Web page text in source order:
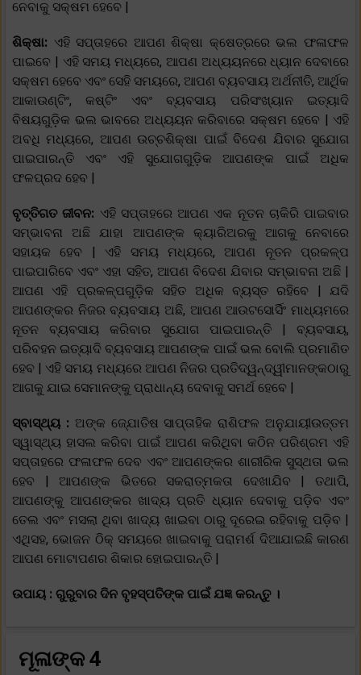
ନେବାକୁ ସକ୍ଷମ ହେବେ |
ଶିକ୍ଷା: ଏହି ସପ୍ତାହରେ ଆପଣ ଶିକ୍ଷା କ୍ଷେତ୍ରରେ ଭଲ ଫଳାଫଳ
ପାଇବେ | ଏହି ସମୟ ମଧ୍ୟରେ, ଆପଣ ଅଧ୍ୟୟନରେ ଧ୍ୟାନ ଦେବାରେ
ସକ୍ଷମ ହେବେ ଏବଂ ସେହି ସମୟରେ, ଆପଣ ବ୍ୟବସାୟ ଅର୍ଥନୀତି, ଆର୍ଥିକ
ଆକାଉଣ୍ଟିଂ, କଷ୍ଟିଂ ଏବଂ ବ୍ୟବସାୟ ପରିସଂଖ୍ୟାନ ଇତ୍ୟାଦି
ବିଷୟଗୁଡ଼ିକ ଭଲ ଭାବରେ ଅଧ୍ୟୟନ କରିବାରେ ସକ୍ଷମ ହେବେ | ଏହି
ଅବଧି ମଧ୍ୟରେ, ଆପଣ ଉଚ୍ଚଶିକ୍ଷା ପାଇଁ ବିଦେଶ ଯିବାର ସୁଯୋଗ
ପାଇପାରନ୍ତି ଏବଂ ଏହି ସୁଯୋଗଗୁଡ଼ିକ ଆପଣଙ୍କ ପାଇଁ ଅଧିକ
ଫଳପ୍ରଦ ହେବ |
ବୃତ୍ତିଗତ ଜୀବନ: ଏହି ସପ୍ତାହରେ ଆପଣ ଏକ ନୂତନ ଚାକିରି ପାଇବାର
ସମ୍ଭାବନା ଅଛି ଯାହା ଆପଣଙ୍କ କ୍ୟାରିଅରକୁ ଆଗକୁ ନେବାରେ
ସହାୟକ ହେବ | ଏହି ସମୟ ମଧ୍ୟରେ, ଆପଣ ନୂତନ ପ୍ରକଳ୍ପ
ପାଇପାରିବେ ଏବଂ ଏହା ସହିତ, ଆପଣ ବିଦେଶ ଯିବାର ସମ୍ଭାବନା ଅଛି |
ଆପଣ ଏହି ପ୍ରକଳ୍ପଗୁଡ଼ିକ ସହିତ ଅଧିକ ବ୍ୟସ୍ତ ରହିବେ | ଯଦି
ଆପଣଙ୍କର ନିଜର ବ୍ୟବସାୟ ଅଛି, ଆପଣ ଆଉଟସୋର୍ସିଂ ମାଧ୍ୟମରେ
ନୂତନ ବ୍ୟବସାୟ କରିବାର ସୁଯୋଗ ପାଇପାରନ୍ତି | ବ୍ୟବସାୟ,
ପରିବହନ ଇତ୍ୟାଦି ବ୍ୟବସାୟ ଆପଣଙ୍କ ପାଇଁ ଭଲ ବୋଲି ପ୍ରମାଣିତ
ହେବ | ଏହି ସମୟ ମଧ୍ୟରେ ଆପଣ ନିଜର ପ୍ରତିଦ୍ୱନ୍ଦ୍ୱୀମାନଙ୍କଠାରୁ
ଆଗକୁ ଯାଇ ସେମାନଙ୍କୁ ପ୍ରାଧାନ୍ୟ ଦେବାକୁ ସମର୍ଥ ହେବେ |
ସ୍ବାସ୍ଥ୍ୟ : ଅଙ୍କ ଜ୍ଯୋତିଷ ସାପ୍ତାହିକ ରାଶିଫଳ ଅନୁଯାୟୀଉତ୍ତମ
ସ୍ୱାସ୍ଥ୍ୟ ହାସଲ କରିବା ପାଇଁ ଆପଣ କରିଥିବା କଠିନ ପରିଶ୍ରମ ଏହି
ସପ୍ତାହରେ ଫଳାଫଳ ଦେବ ଏବଂ ଆପଣଙ୍କର ଶାରୀରିକ ସୁସ୍ଥତା ଭଲ
ହେବ | ଆପଣଙ୍କ ଭିତରେ ସକରାତ୍ମକତା ଦେଖାଯିବ | ତଥାପି,
ଆପଣଙ୍କୁ ଆପଣଙ୍କର ଖାଦ୍ୟ ପ୍ରତି ଧ୍ୟାନ ଦେବାକୁ ପଡ଼ିବ ଏବଂ
ତେଲ ଏବଂ ମସଲା ଥିବା ଖାଦ୍ୟ ଖାଇବା ଠାରୁ ଦୂରେଇ ରହିବାକୁ ପଡ଼ିବ |
ଏଥିସହ, ଭୋଜନ ଠିକ୍ ସମୟରେ ଖାଇବାକୁ ପରାମର୍ଶ ଦିଆଯାଇଛି କାରଣ
ଆପଣ ମୋଟାପଣର ଶିକାର ହୋଇପାରନ୍ତି |
ଉପାୟ : ଗୁରୁବାର ଦିନ ବୃହସ୍ପତିଙ୍କ ପାଇଁ ଯଜ୍ଞ କରନ୍ତୁ ।
ମୂଳାଙ୍କ 4